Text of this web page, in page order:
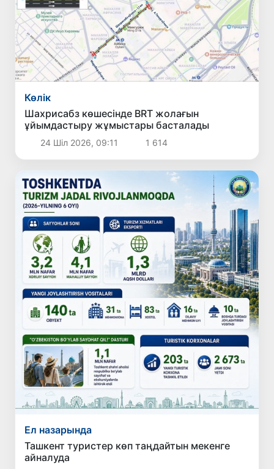
Көлік
Шахрисабз көшесінде BRT жолағын
ұйымдастыру жұмыстары басталады
24 Шіл 2026, 09:11 1 614
Ел назарында
Ташкент туристер көп таңдайтын мекенге
айналуда